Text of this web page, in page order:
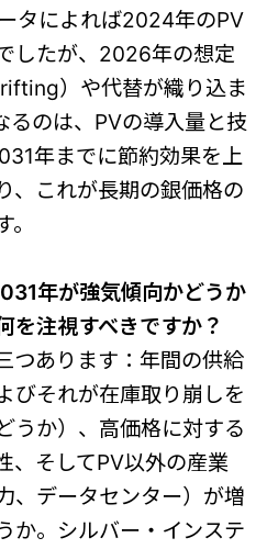
タによれば2024年のPV
したが、2026年の想定
）や代替が織り込ま
るのは、PVの導入量と技
年までに節約効果を上
、これが長期の銀価格の
年が強気傾向かどうか
を注視すべきですか？
つあります：年間の供給
びそれが在庫取り崩しを
うか）、高価格に対する
、そしてPV以外の産業
、データセンター）が増
か。シルバー・インステ